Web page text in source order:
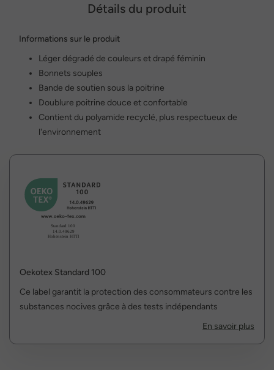
Détails du produit
Informations sur le produit
Léger dégradé de couleurs et drapé féminin
Bonnets souples
Bande de soutien sous la poitrine
Doublure poitrine douce et confortable
Contient du polyamide recyclé, plus respectueux de
l'environnement
Oekotex Standard 100
Ce label garantit la protection des consommateurs contre les
substances nocives grâce à des tests indépendants
En savoir plus